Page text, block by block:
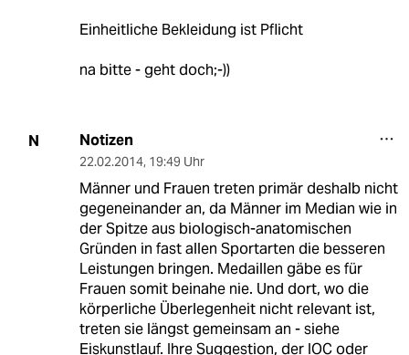
Einheitliche Bekleidung ist Pflicht
na bitte - geht doch;-))
N Notizen
22.02.2014, 19:49 Uhr
Männer und Frauen treten primär deshalb nicht
gegeneinander an, da Männer im Median wie in
der Spitze aus biologisch-anatomischen
Gründen in fast allen Sportarten die besseren
Leistungen bringen. Medaillen gäbe es für
Frauen somit beinahe nie. Und dort, wo die
körperliche Überlegenheit nicht relevant ist,
treten sie längst gemeinsam an - siehe
Eiskunstlauf. Ihre Suggestion, der IOC oder